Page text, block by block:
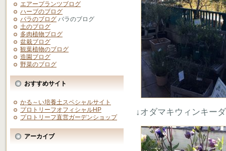
エアープランツブログ
ハーブのブログ
バラのブログ バラのブログ
土のブログ
多肉植物ブログ
盆栽ブログ
観葉植物のブログ
造園ブログ
野菜のブログ
おすすめサイト
かる～い培養土スペシャルサイト
プロトリーフオフィシャルHP
プロトリーフ直営ガーデンショップ
アーカイブ
↓オダマキウィンキー